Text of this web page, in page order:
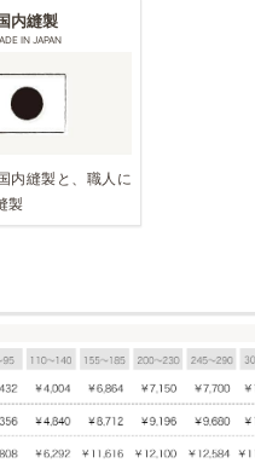
内縫製
IN JAPAN
内縫製と、職人に
製